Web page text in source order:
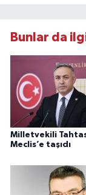
Bunlar da
Milletvekili
Meclis’e taşıdı